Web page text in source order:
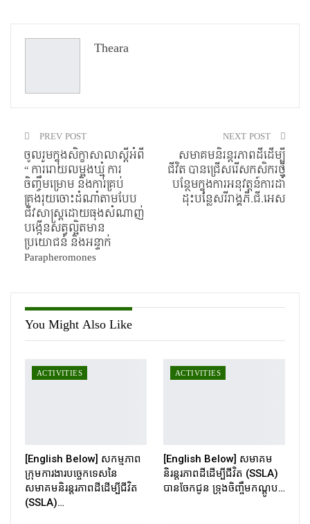
Theara
PREV POST
ចូលរួមក្នុងសិក្ខាសាលាស្ដីអំពី
“ ការរោយលម្អងឃ្មុំ ការ
ចិញ្ចឹមម្រោម និងការគ្រប់
គ្រងរុយចោះដំណាំតាមបែប
ជីវសាស្រ្តដោយធុងសំណាញ់
បង្កើនសត្វល្អិតមាន
ប្រយោជន៍ និងអន្ទាក់
Parapheromones
NEXT POST
សមាគមនិរន្តរភាពដីដើម្បី
ជីវិត បានជ្រើសរើសកសិករថ្មី
បន្ថែមក្នុងការអនុវត្តន៍ការដាំ
ដុះបន្លែសរីរាង្គភី.ជី.អេស
You Might Also Like
ACTIVITIES
[English Below] សកម្មភាព
ក្រុមការងារបច្ចេកទេសនៃ
សមាគមនិរន្តរភាពដីដើម្បីជីវិត
(SSLA)…
ACTIVITIES
[English Below] សមាគម
និរន្តរភាពដីដើម្បីជីវិត (SSLA)
បានចែកជូន ទ្រុងចិញ្ចឹមកណ្ដូប…